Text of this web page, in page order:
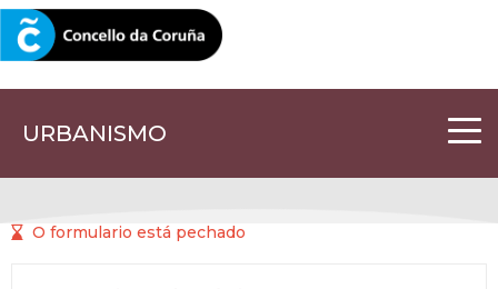
URBANISMO
CORUNA.GAL
O formulario está pechado